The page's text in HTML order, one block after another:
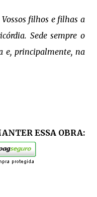
filhos e filhas a
Sede sempre o
e, principalmente, na
ESSA OBRA: